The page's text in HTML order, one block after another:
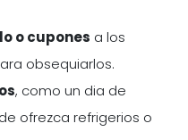
o cupones a los
obsequiarlos.
, como un dia de
ofrezca refrigerios o